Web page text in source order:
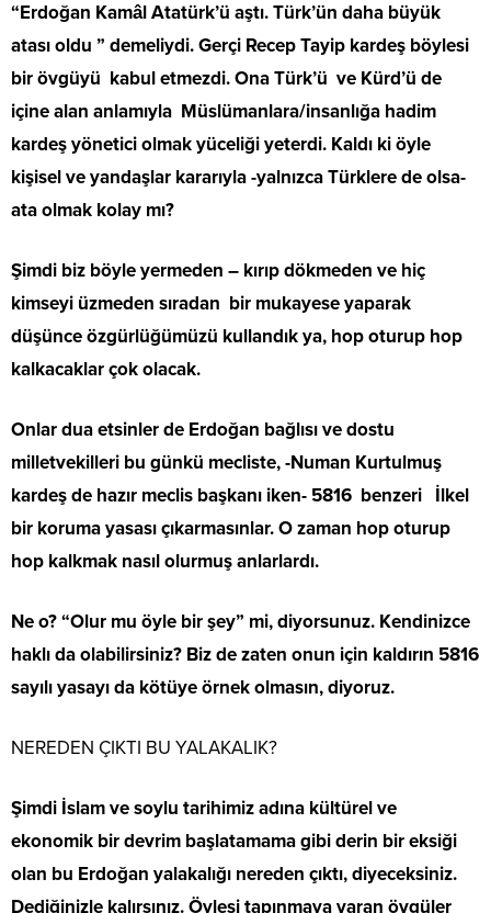
“Erdoğan Kamâl Atatürk’ü aştı. Türk’ün daha büyük
atası oldu ” demeliydi. Gerçi Recep Tayip kardeş böylesi
bir övgüyü kabul etmezdi. Ona Türk’ü ve Kürd’ü de
içine alan anlamıyla Müslümanlara/insanlığa hadim
kardeş yönetici olmak yüceliği yeterdi. Kaldı ki öyle
kişisel ve yandaşlar kararıyla -yalnızca Türklere de olsa-
ata olmak kolay mı?
Şimdi biz böyle yermeden – kırıp dökmeden ve hiç
kimseyi üzmeden sıradan bir mukayese yaparak
düşünce özgürlüğümüzü kullandık ya, hop oturup hop
kalkacaklar çok olacak.
Onlar dua etsinler de Erdoğan bağlısı ve dostu
milletvekilleri bu günkü mecliste, -Numan Kurtulmuş
kardeş de hazır meclis başkanı iken- 5816 benzeri İlkel
bir koruma yasası çıkarmasınlar. O zaman hop oturup
hop kalkmak nasıl olurmuş anlarlardı.
Ne o? “Olur mu öyle bir şey” mi, diyorsunuz. Kendinizce
haklı da olabilirsiniz? Biz de zaten onun için kaldırın 5816
sayılı yasayı da kötüye örnek olmasın, diyoruz.
NEREDEN ÇIKTI BU YALAKALIK?
Şimdi İslam ve soylu tarihimiz adına kültürel ve
ekonomik bir devrim başlatamama gibi derin bir eksiği
olan bu Erdoğan yalakalığı nereden çıktı, diyeceksiniz.
Dediğinizle kalırsınız. Öylesi tapınmaya varan övgüler